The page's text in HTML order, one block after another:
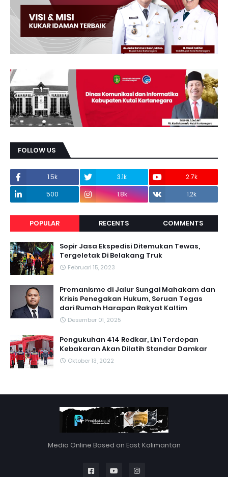
FOLLOW US
1.5k 3.1k
2.7k
500
1.8k 1.2k
POPULAR RECENTS COMMENTS
Sopir Jasa Ekspedisi Ditemukan Tewas,
Tergeletak Di Belakang Truk
Februari 15, 2023
Premanisme di Jalur Sungai Mahakam dan
Krisis Penegakan Hukum, Seruan Tegas
dari Rumah Harapan Rakyat Kaltim
Desember 01, 2025
Pengukuhan 414 Redkar, Lini Terdepan
Kebakaran Akan Dilatih Standar Damkar
Oktober 13, 2022
Media Online Based on East Kalimantan